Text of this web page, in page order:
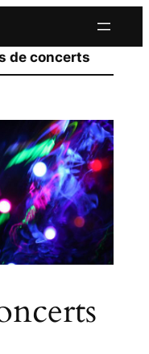
de concerts